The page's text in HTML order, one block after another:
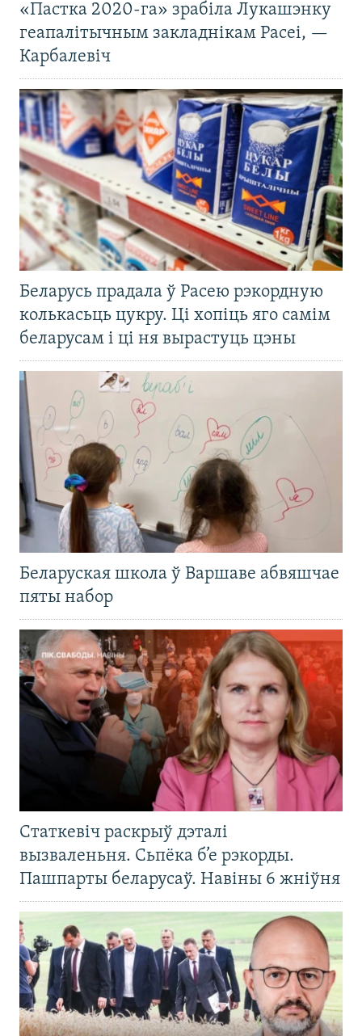
«Пастка 2020-га» зрабіла Лукашэнку
геапалітычным закладнікам Расеі, —
Карбалевіч
Беларусь прадала ў Расею рэкордную
колькасьць цукру. Ці хопіць яго самім
беларусам і ці ня вырастуць цэны
Беларуская школа ў Варшаве абвяшчае
пяты набор
Статкевіч раскрыў дэталі
вызваленьня. Сьпёка б’е рэкорды.
Пашпарты беларусаў. Навіны 6 жніўня